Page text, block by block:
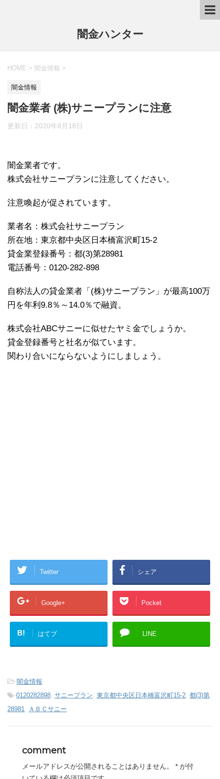
闇金ハンター
HOME > 闇金情報 >
闇金情報
闇金業者 (株)サニープランに注意
更新日： 2020年8月18日
闇金業者です。
株式会社サニープランに注意してください。
注意喚起が促されています。
業者名：株式会社サニープラン
所在地：東京都中央区日本橋富沢町15-2
貸金業登録番号：都(3)第28981
電話番号：0120-282-898
自称法人の貸金業者「(株)サニープラン」が最高100万
円を年利9.8％～14.0％で融資。
株式会社ABCサニーに似せたヤミ金でしょうか。
貸金登録番号と社名が似ています。
関わり合いにならないようにしましょう。
Twitter シェア
Google+ Pocket
B! はてブ LINE
-闇金情報
-0120282898, サニープラン, 東京都中央区日本橋富沢町15-2, 都(3)第
28981, ＡＢＣサニー
comment
メールアドレスが公開されることはありません。 * が付